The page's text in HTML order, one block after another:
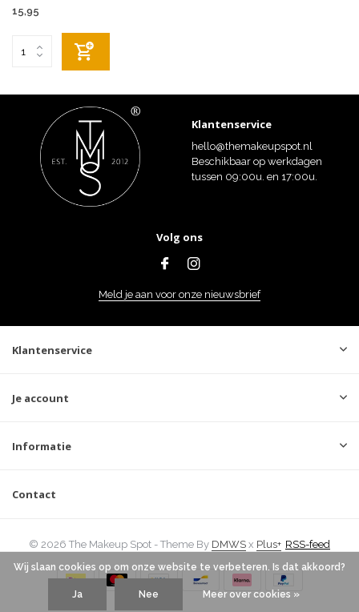
15,95
Klantenservice
hello@themakeupspot.nl
Beschikbaar op werkdagen
tussen 09:00u. en 17:00u.
Volg ons
Meld je aan voor onze nieuwsbrief
Klantenservice
Je account
Informatie
Contact
© 2026 The Makeup Spot - Theme By DMWS x Plus+ RSS-feed
Wij slaan cookies op om onze website te verbeteren. Is dat akkoord?
Ja Nee Meer over cookies »